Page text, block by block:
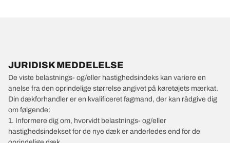
JURIDISK MEDDELELSE
De viste belastnings- og/eller hastighedsindeks kan variere en
anelse fra den oprindelige størrelse angivet på køretøjets mærkat.
Din dækforhandler er en kvalificeret fagmand, der kan rådgive dig
om følgende:
1. Informere dig om, hvorvidt belastnings- og/eller
hastighedsindekset for de nye dæk er anderledes end for de